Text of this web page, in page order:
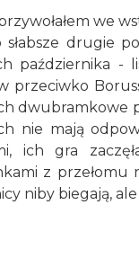
we
słabsze drugie
października -
przeciwko
dwubramkowe
nie mają
ich gra
z przełomu
niby biegają,